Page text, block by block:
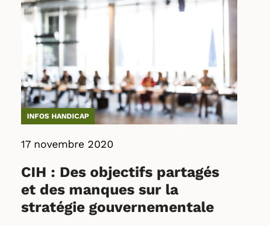
INFOS HANDICAP
17 novembre 2020
CIH : Des objectifs partagés
et des manques sur la
stratégie gouvernementale